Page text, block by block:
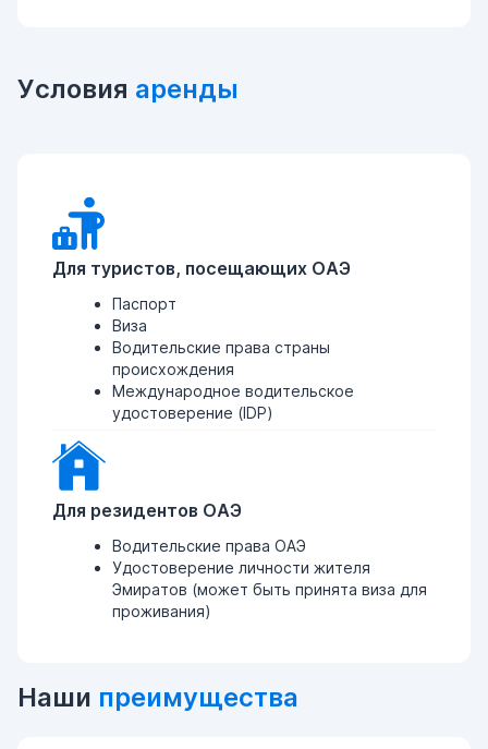
Условия аренды
Для туристов, посещающих ОАЭ
Паспорт
Виза
Водительские права страны
происхождения
Международное водительское
удостоверение (IDP)
Для резидентов ОАЭ
Водительские права ОАЭ
Удостоверение личности жителя
Эмиратов (может быть принята виза для
проживания)
Наши преимущества